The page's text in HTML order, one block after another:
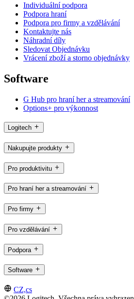
Individuální podpora
Podpora hraní
Podpora pro firmy a vzdělávání
Kontaktujte nás
Náhradní díly
Sledovat Objednávku
Vrácení zboží a storno objednávky
Software
G Hub pro hraní her a streamování
Options+ pro výkonnost
Logitech
Nakupujte produkty
Pro produktivitu
Pro hraní her a streamování
Pro firmy
Pro vzdělávání
Podpora
Software
CZ,cs